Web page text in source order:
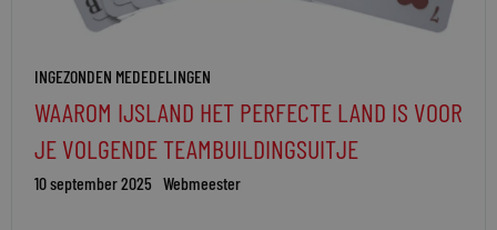
INGEZONDEN MEDEDELINGEN
WAAROM IJSLAND HET PERFECTE LAND IS VOOR
JE VOLGENDE TEAMBUILDINGSUITJE
10 september 2025 Webmeester